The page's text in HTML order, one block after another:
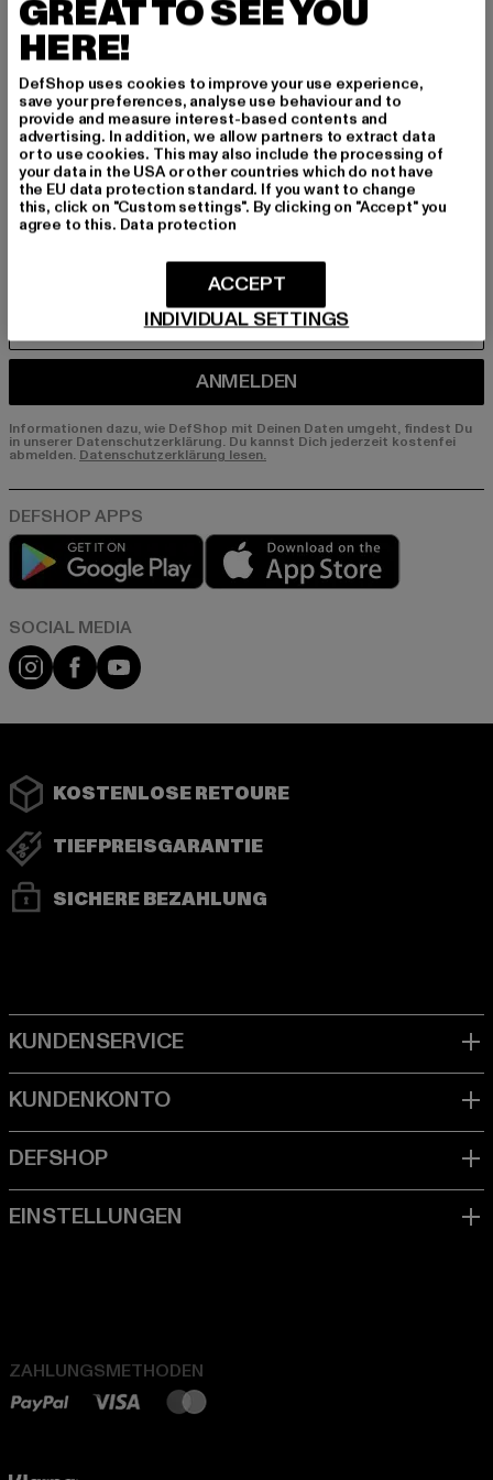
BEN!
Melde dich hier für unseren Newsletter an und
erhalte künftig Informationen über aktuelle Tre
nds, Angebote und Gutscheine von DefShop p
er E-Mail!
An welchen Produkten bist du interessiert?
E-MAIL
ANMELDEN
Informationen dazu, wie DefShop mit Deinen Daten umgeht, findest Du
in unserer Datenschutzerklärung. Du kannst Dich jederzeit kostenfei
abmelden. Datenschutzerklärung lesen.
Play market
Instagram
FacebookYouTube
KOSTENLOSE RETOURE
TIEFPREISGARANTIE
SICHERE BEZAHLUNG
ZAHLUNGSMETHODEN
GREAT TO SEE YOU
HERE!
DefShop uses cookies to improve your use experience,
save your preferences, analyse use behaviour and to
provide and measure interest-based contents and
advertising. In addition, we allow partners to extract data
or to use cookies. This may also include the processing of
your data in the USA or other countries which do not have
the EU data protection standard. If you want to change
this, click on "Custom settings". By clicking on "Accept" you
agree to this. Data protection
INDIVIDUAL SETTINGS
ACCEPT